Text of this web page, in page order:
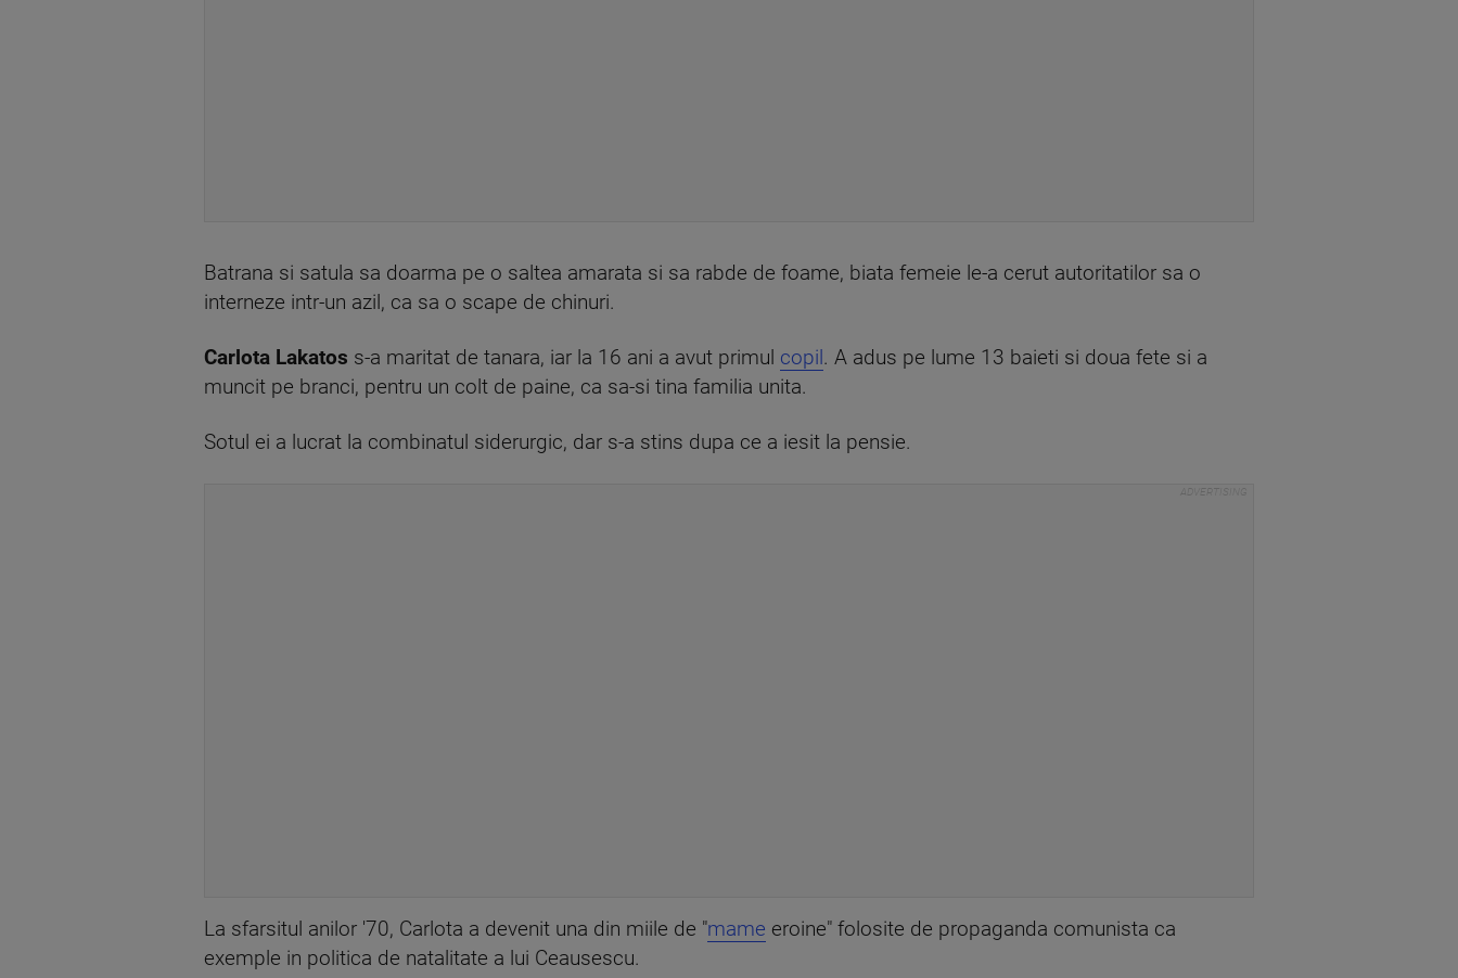
Batrana si satula sa doarma pe o saltea amarata si sa rabde de foame, biata femeie le-a cerut autoritatilor sa o
interneze intr-un azil, ca sa o scape de chinuri.
Carlota Lakatos s-a maritat de tanara, iar la 16 ani a avut primul copil . A adus pe lume 13 baieti si doua fete si a
muncit pe branci, pentru un colt de paine, ca sa-si tina familia unita.
Sotul ei a lucrat la combinatul siderurgic, dar s-a stins dupa ce a iesit la pensie.
La sfarsitul anilor '70, Carlota a devenit una din miile de "mame eroine" folosite de propaganda comunista ca
exemple in politica de natalitate a lui Ceausescu.